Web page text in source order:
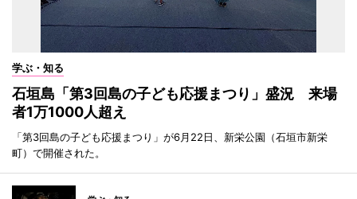
学ぶ・知る
石垣島「第3回島の子ども応援まつり」盛況 来場
者1万1000人超え
「第3回島の子ども応援まつり」が6月22日、新栄公園（石垣市新栄
町）で開催された。